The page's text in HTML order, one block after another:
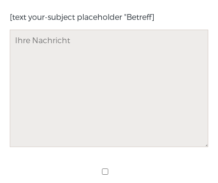
[text your-subject placeholder "Betreff]